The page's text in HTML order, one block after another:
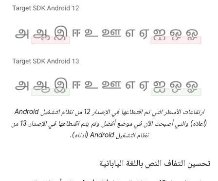
ارتفاعات الأسطر التي تم اقتطاعها في الإصدار 12 من نظام التشغيل Android
(أعلاه) والتي أصبحت الآن في موضع أفضل ولم يتم اقتطاعها في الإصدار 13 من
نظام التشغيل Android (أدناه).
تحسين التفاف النص باللغة اليابانية